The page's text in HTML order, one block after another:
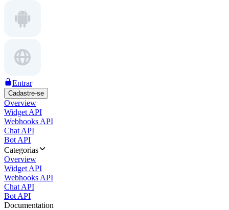
Entrar
Cadastre-se
Overview
Widget API
Webhooks API
Chat API
Bot API
Categorias
Overview
Widget API
Webhooks API
Chat API
Bot API
Documentation